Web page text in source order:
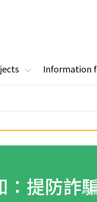
Information
：提防詐